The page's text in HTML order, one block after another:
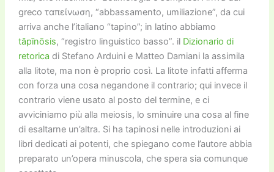
greco ταπείνωση, “abbassamento, umiliazione”, da cui
arriva anche l’italiano “tapino”; in latino abbiamo
tăpīnōsis, “registro linguistico basso”. il Dizionario di
retorica di Stefano Arduini e Matteo Damiani la assimila
alla litote, ma non è proprio così. La litote infatti afferma
con forza una cosa negandone il contrario; qui invece il
contrario viene usato al posto del termine, e ci
avviciniamo più alla meiosis, lo sminuire una cosa al fine
di esaltarne un’altra. Si ha tapinosi nelle introduzioni ai
libri dedicati ai potenti, che spiegano come l’autore abbia
preparato un’opera minuscola, che spera sia comunque